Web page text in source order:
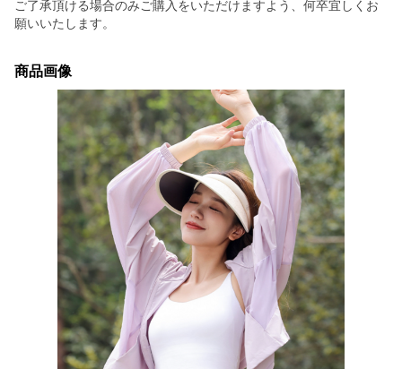
ご了承頂ける場合のみご購入をいただけますよう、何卒宜しくお
願いいたします。
商品画像